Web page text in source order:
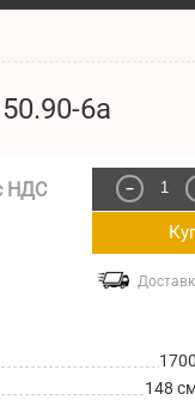
6а
НДС −
1700
148